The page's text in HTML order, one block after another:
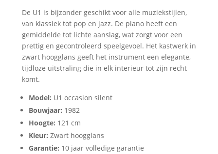
De U1 is bijzonder geschikt voor alle muziekstijlen,
van klassiek tot pop en jazz. De piano heeft een
gemiddelde tot lichte aanslag, wat zorgt voor een
prettig en gecontroleerd speelgevoel. Het kastwerk in
zwart hoogglans geeft het instrument een elegante,
tijdloze uitstraling die in elk interieur tot zijn recht
komt.
Model: U1 occasion silent
Bouwjaar: 1982
Hoogte: 121 cm
Kleur: Zwart hoogglans
Garantie: 10 jaar volledige garantie